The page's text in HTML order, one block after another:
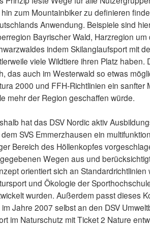
zum Mountainbiker zu definieren
Anwendung. Beispiele sind
Bayrischer Wald, Harzregion
indem Skilanglaufsport mit
viele Wildtiere ihren Platz
das auch im Westerwald so etwas
2000 und FFH-Richtlinien ein sanfter
mehr der Region geschaffen würde.
hat das DSV Nordic aktiv
dem SVS Emmerzhausen ein
Bereich des Höllenkopfes
Wegen aus und
orientiert sich an
und Ökologie der
wurden. Außerdem passt dieses
im Jahre 2007 selbst an den DSV
im Naturschutz mit Ticket 2 Nature